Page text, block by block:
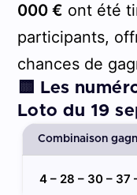
000 € ont été
participants,
chances de
🟨 Les
Loto du 19
Combinaison
4 – 28 – 30 – 37